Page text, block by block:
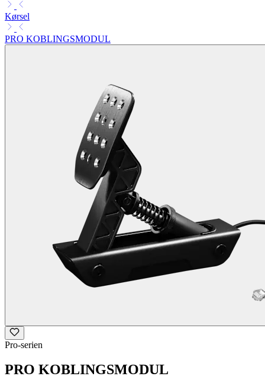
Kørsel
PRO KOBLINGSMODUL
Pro-serien
PRO KOBLINGSMODUL